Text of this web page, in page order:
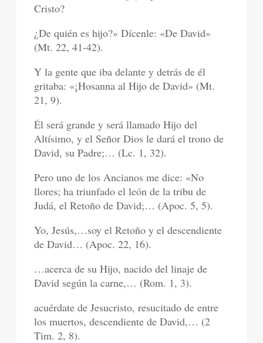
Cristo?
¿De quién es hijo?» Dícenle: «De David»
(Mt. 22, 41-42).
Y la gente que iba delante y detrás de él
gritaba: «¡Hosanna al Hijo de David» (Mt.
21, 9).
Él será grande y será llamado Hijo del
Altísimo, y el Señor Dios le dará el trono de
David, su Padre;… (Lc. 1, 32).
Pero uno de los Ancianos me dice: «No
llores; ha triunfado el león de la tribu de
Judá, el Retoño de David;… (Apoc. 5, 5).
Yo, Jesús,…soy el Retoño y el descendiente
de David… (Apoc. 22, 16).
…acerca de su Hijo, nacido del linaje de
David según la carne,… (Rom. 1, 3).
acuérdate de Jesucristo, resucitado de entre
los muertos, descendiente de David,… (2
Tim. 2, 8).